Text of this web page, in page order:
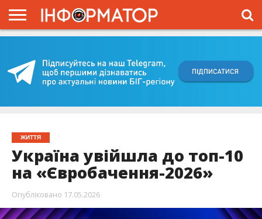
ПРОЄКТ
ЖИТТЯ
Україна увійшла до топ-10
на «Євробачення-2026»
Опубліковано 17.05.2026